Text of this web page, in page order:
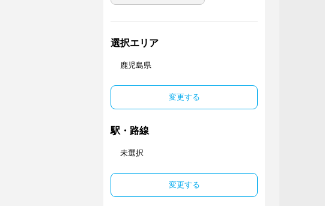
選択エリア
鹿児島県
変更する
駅・路線
未選択
変更する